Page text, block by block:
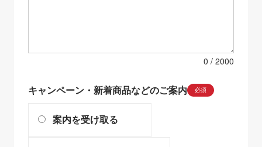
0
キャンペーン・新着商品などのご案内 必須
案内を受け取る